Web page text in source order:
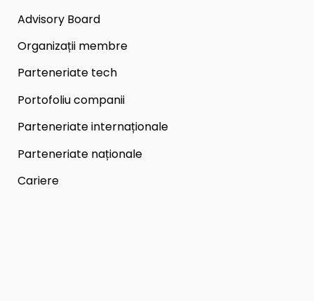
Advisory Board
Organizații membre
Parteneriate tech
Portofoliu companii
Parteneriate internaționale
Parteneriate naționale
Cariere